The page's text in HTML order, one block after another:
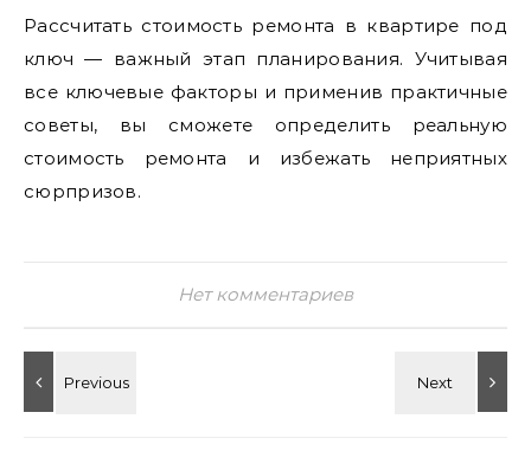
Рассчитать стоимость ремонта в квартире под
ключ — важный этап планирования. Учитывая
все ключевые факторы и применив практичные
советы‚ вы сможете определить реальную
стоимость ремонта и избежать неприятных
сюрпризов.
Нет комментариев